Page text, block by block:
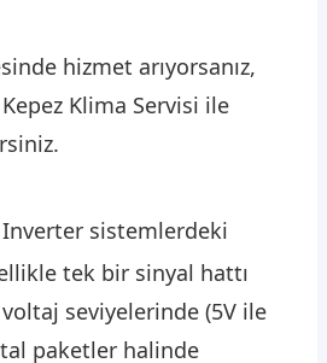
hizmet arıyorsanız,
Klima Servisi ile
sistemlerdeki
tek bir sinyal hattı
seviyelerinde (5V ile
paketler halinde